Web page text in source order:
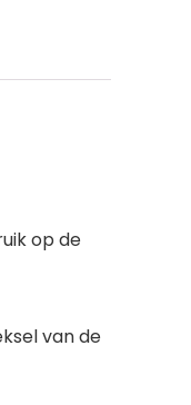
op de
van de